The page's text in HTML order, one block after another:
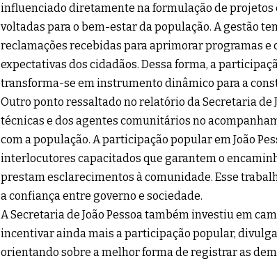
influenciado diretamente na formulação de projetos
voltadas para o bem-estar da população. A gestão
reclamações recebidas para aprimorar programas
expectativas dos cidadãos. Dessa forma, a
transforma-se em instrumento dinâmico para a
Outro ponto ressaltado no relatório da Secretaria de
técnicas e dos agentes comunitários no
com a população. A participação popular em João
interlocutores capacitados que garantem o
prestam esclarecimentos à comunidade. Esse
a confiança entre governo e sociedade.
A Secretaria de João Pessoa também investiu em
incentivar ainda mais a participação popular,
orientando sobre a melhor forma de registrar as